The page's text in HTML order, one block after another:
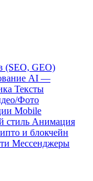
(SEO, GEO)
AI —
Тексты
Фото
Mobile
стиль Анимация
и блокчейн
Мессенджеры